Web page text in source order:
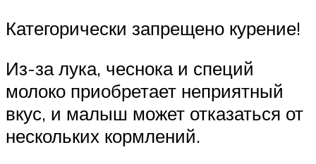
Категорически запрещено курение!
Из-за лука, чеснока и специй
молоко приобретает неприятный
вкус, и малыш может отказаться от
нескольких кормлений.